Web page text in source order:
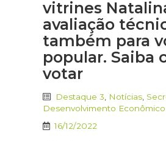
vitrines
avaliação
também para
popular. Saiba
votar
Destaque 3 Notícias
Desenvolvimento Econômico
16/12/2022